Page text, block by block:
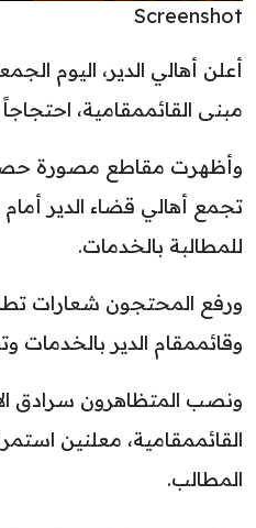
Screenshot
أعلن أهالي الدير، اليوم
مبنى القائممقامية،
وأظهرت مقاطع مصورة
تجمع أهالي قضاء الدير
للمطالبة بالخدمات.
ورفع المحتجون شعارات
وقائممقام الدير
ونصب المتظاهرون سرادق
القائممقامية، معلنين
المطالب.